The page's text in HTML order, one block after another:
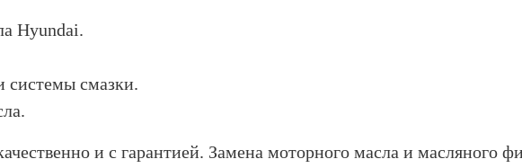
Hyundai.
системы смазки.
и с гарантией. Замена моторного масла и масляного